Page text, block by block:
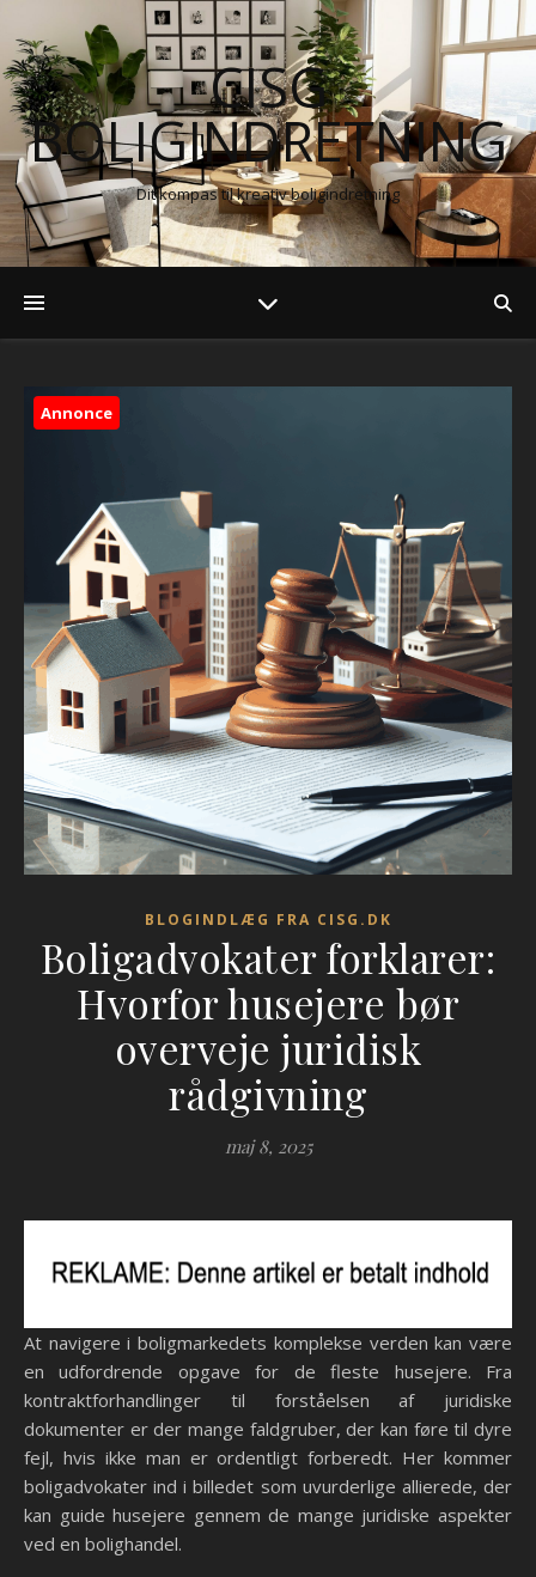
CISG
BOLIGINDRETNING
Dit kompas til kreativ boligindretning
Annonce
BLOGINDLÆG FRA CISG.DK
Boligadvokater forklarer:
Hvorfor husejere bør
overveje juridisk
rådgivning
maj 8, 2025
At navigere i boligmarkedets komplekse verden kan være
en udfordrende opgave for de fleste husejere. Fra
kontraktforhandlinger til forståelsen af juridiske
dokumenter er der mange faldgruber, der kan føre til dyre
fejl, hvis ikke man er ordentligt forberedt. Her kommer
boligadvokater ind i billedet som uvurderlige allierede, der
kan guide husejere gennem de mange juridiske aspekter
ved en bolighandel.